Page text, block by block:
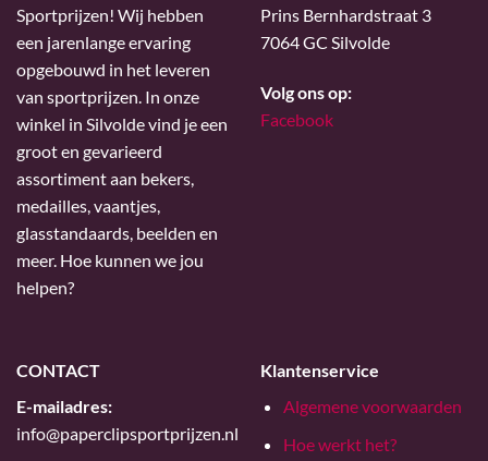
Sportprijzen! Wij hebben
een jarenlange ervaring
opgebouwd in het leveren
van sportprijzen. In onze
winkel in Silvolde vind je een
groot en gevarieerd
assortiment aan bekers,
medailles, vaantjes,
glasstandaards, beelden en
meer. Hoe kunnen we jou
helpen?
Prins Bernhardstraat 3
7064 GC Silvolde
Volg ons op:
Facebook
CONTACT
E-mailadres:
info@paperclipsportprijzen.nl
Klantenservice
Algemene voorwaarden
Hoe werkt het?